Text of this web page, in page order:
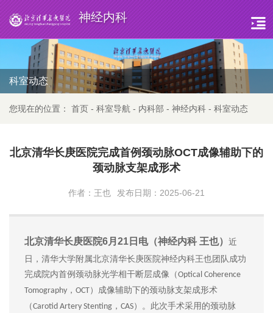
神经内科
科室动态
您现在的位置： 首页 - 科室导航 - 内科部 - 神经内科 - 科室动态
北京清华长庚医院完成首例颈动脉OCT成像辅助下的
颈动脉支架成形术
作者：王也 发布日期：2025-06-21
北京清华长庚医院6月21日电（神经内科 王也） 近
日，清华大学附属北京清华长庚医院神经内科王也团队 成功
完成院内首例颈动脉光学相干断层成像（Optical Coherence
Tomography ， OCT）成像辅助下的颈动脉支架成形术
（Carotid Artery Stenting ， CAS）。此次手术采用的颈动脉